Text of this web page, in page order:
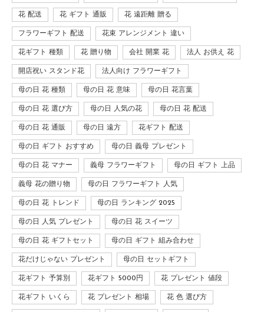
花 配送 花 ギフト 通販 花 遠距離 贈る
フラワーギフト 配送 花束 アレンジメント 違い
花ギフト 種類 花 贈り物 会社 開業 花 法人 お供え 花
開店祝い スタンド花 法人向け フラワーギフト
母の日 花 種類 母の日 花 意味 母の日 花言葉
母の日 花 選び方 母の日 人気の花 母の日 花 配送
母の日 花 通販 母の日 遠方 花ギフト 配送
母の日 ギフト おすすめ 母の日 義母 プレゼント
母の日 花 マナー 義母 フラワーギフト 母の日 ギフト 上品
義母 花の贈り物 母の日 フラワーギフト 人気
母の日 花 トレンド 母の日 ランキング 2025
母の日 人気 プレゼント 母の日 花 スイーツ
母の日 花 ギフトセット 母の日 ギフト 組み合わせ
花だけじゃない プレゼント 母の日 セットギフト
花ギフト 予算別 花ギフト 5000円 花 プレゼント 値段
花ギフト いくら 花 プレゼント 相場 花 色 選び方